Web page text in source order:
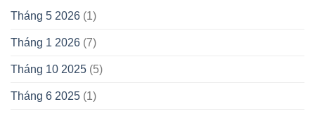
Tháng 5 2026 (1)
Tháng 1 2026 (7)
Tháng 10 2025 (5)
Tháng 6 2025 (1)